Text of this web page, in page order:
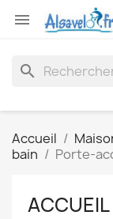

search
Accueil
bain
Porte-
ACCUEIL